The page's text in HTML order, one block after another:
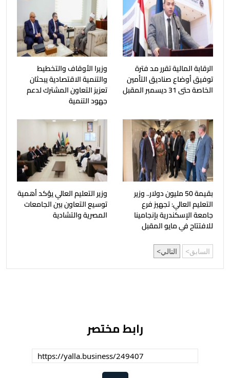
الرقابة المالية تقرر مد فترة
توفيق أوضاع صناديق التأمين
الخاصة حتى 31 ديسمبر المقبل
وزيرا الأوقاف والتخطيط
والتنمية الاقتصادية يبحثان
تعزيز التعاون المشترك لدعم
جهود التنمية
بقيمة 50 مليون دولار.. وزير
التعليم العالي: تجهيز فرع
جامعة الإسكندرية بإنجامينا
للافتتاح في مايو المقبل
وزير التعليم العالي يؤكد أهمية
توسيع التعاون بين الجامعات
المصرية والتشادية
السابق التالي
رابط مختصر